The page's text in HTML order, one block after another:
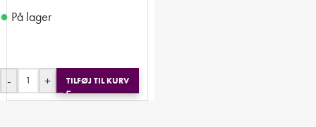
● På lager
- + TILFØJ TIL KURV